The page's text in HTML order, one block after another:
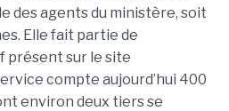
des agents du ministère, soit
Elle fait partie de
présent sur le site
compte aujourd’hui 400
environ deux tiers se